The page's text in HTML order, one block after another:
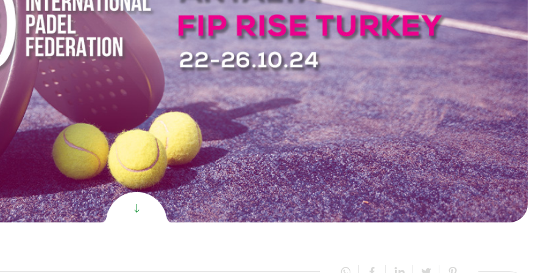
Artificial
Super C PR
Super V PR
Césped
Césped de Fútbol